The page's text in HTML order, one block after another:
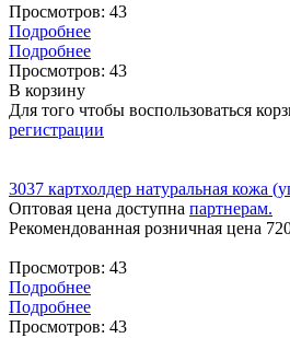
Просмотров: 43
Подробнее
Подробнее
Просмотров: 43
В корзину
Для того чтобы воспользоваться
регистрации
3037 картхолдер натуральная кожа
Оптовая цена доступна партнерам.
Рекомендованная розничная цена
Просмотров: 43
Подробнее
Подробнее
Просмотров: 43